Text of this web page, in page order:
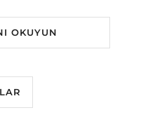
OKUYUN